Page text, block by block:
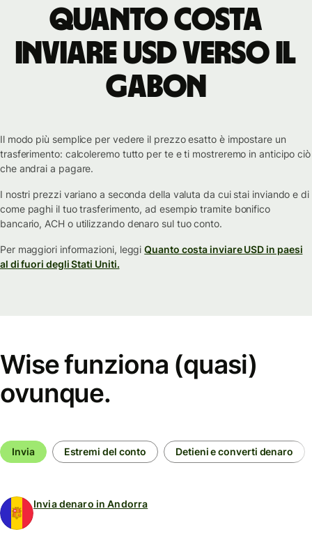
Quanto costa
inviare USD verso il
Gabon
Il modo più semplice per vedere il prezzo esatto è impostare un
trasferimento: calcoleremo tutto per te e ti mostreremo in anticipo ciò
che andrai a pagare.
I nostri prezzi variano a seconda della valuta da cui stai inviando e di
come paghi il tuo trasferimento, ad esempio tramite bonifico
bancario, ACH o utilizzando denaro sul tuo conto.
Per maggiori informazioni, leggiQuanto costa inviare USD in paesi
al di fuori degli Stati Uniti.
Wise funziona (quasi)
ovunque.
Invia Estremi del conto Detieni e converti denaro
Invia denaro in Andorra